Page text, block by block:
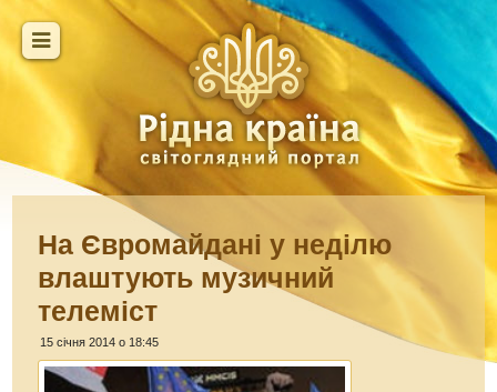
На Євромайдані у неділю
влаштують музичний
телеміст
15 січня 2014 о 18:45